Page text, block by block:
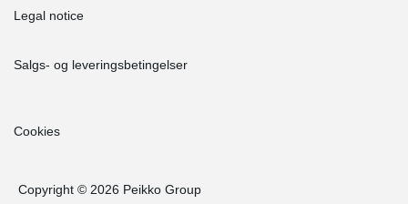
Legal notice
Salgs- og leveringsbetingelser
Cookies
Copyright © 2026 Peikko Group